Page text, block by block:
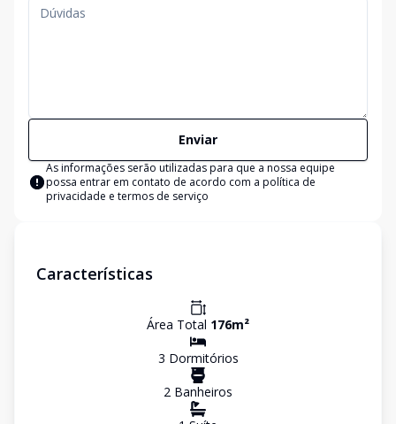
Enviar
As informações serão utilizadas para que a nossa equipe
possa entrar em contato de acordo com a política de
privacidade e termos de serviço
Características
Área Total 176m²
3 Dormitórios
2 Banheiros